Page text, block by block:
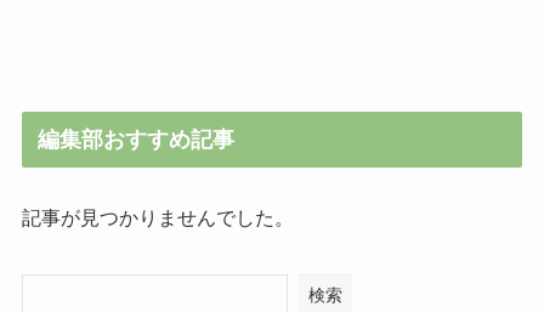
編集部おすすめ記事
記事が見つかりませんでした。
検索